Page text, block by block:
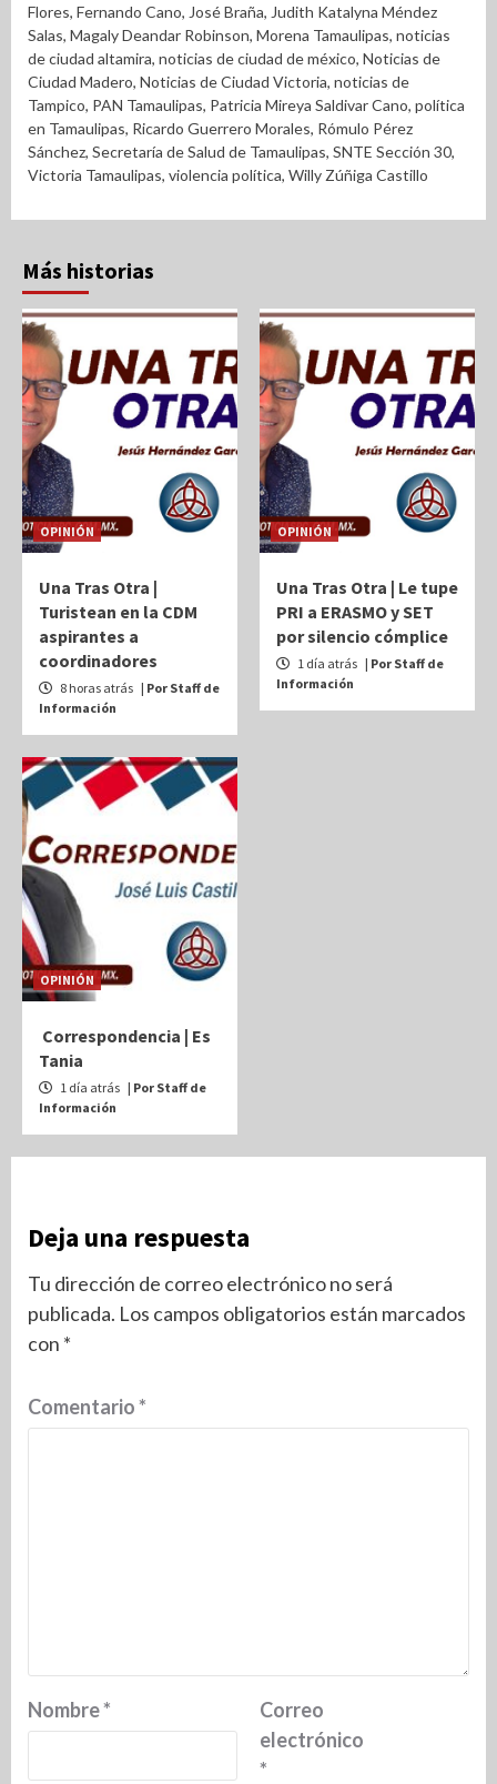
Flores, Fernando Cano, José Braña, Judith Katalyna Méndez
Salas, Magaly Deandar Robinson, Morena Tamaulipas, noticias
de ciudad altamira, noticias de ciudad de méxico, Noticias de
Ciudad Madero, Noticias de Ciudad Victoria, noticias de
Tampico, PAN Tamaulipas, Patricia Mireya Saldivar Cano, política
en Tamaulipas, Ricardo Guerrero Morales, Rómulo Pérez
Sánchez, Secretaría de Salud de Tamaulipas, SNTE Sección 30,
Victoria Tamaulipas, violencia política, Willy Zúñiga Castillo
Más historias
OPINIÓN
Una Tras Otra |
Turistean en la CDM
aspirantes a
coordinadores
8 horas atrás | Por Staff de
Información
OPINIÓN
Una Tras Otra | Le tupe
PRI a ERASMO y SET
por silencio cómplice
1 día atrás | Por Staff de
Información
OPINIÓN
Correspondencia | Es
Tania
1 día atrás | Por Staff de
Información
Deja una respuesta
Tu dirección de correo electrónico no será
publicada. Los campos obligatorios están marcados
con *
Comentario*
Nombre*
Correo
electrónico
*